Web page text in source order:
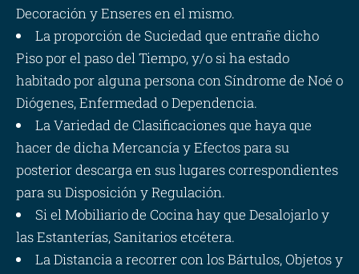
Decoración y Enseres en el mismo.
La proporción de Suciedad que entrañe dicho
Piso por el paso del Tiempo, y/o si ha estado
habitado por alguna persona con Síndrome de Noé o
Diógenes, Enfermedad o Dependencia.
La Variedad de Clasificaciones que haya que
hacer de dicha Mercancía y Efectos para su
posterior descarga en sus lugares correspondientes
para su Disposición y Regulación.
Si el Mobiliario de Cocina hay que Desalojarlo y
las Estanterías, Sanitarios etcétera.
La Distancia a recorrer con los Bártulos, Objetos y